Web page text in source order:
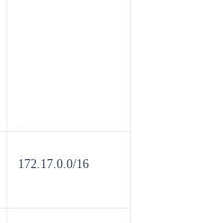
172.17.0.0/16